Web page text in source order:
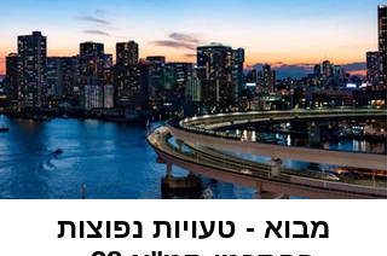
מבוא - טעויות נפוצות